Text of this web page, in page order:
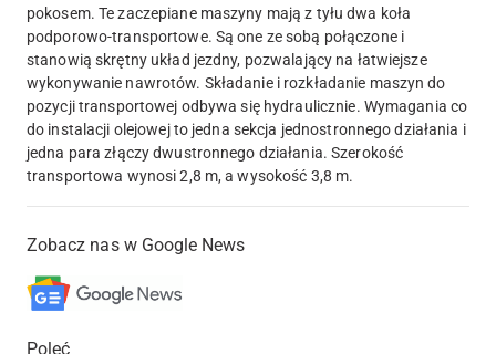
pokosem. Te zaczepiane maszyny mają z tyłu dwa koła
podporowo-transportowe. Są one ze sobą połączone i
stanowią skrętny układ jezdny, pozwalający na łatwiejsze
wykonywanie nawrotów. Składanie i rozkładanie maszyn do
pozycji transportowej odbywa się hydraulicznie. Wymagania co
do instalacji olejowej to jedna sekcja jednostronnego działania i
jedna para złączy dwustronnego działania. Szerokość
transportowa wynosi 2,8 m, a wysokość 3,8 m.
Zobacz nas w Google News
Poleć